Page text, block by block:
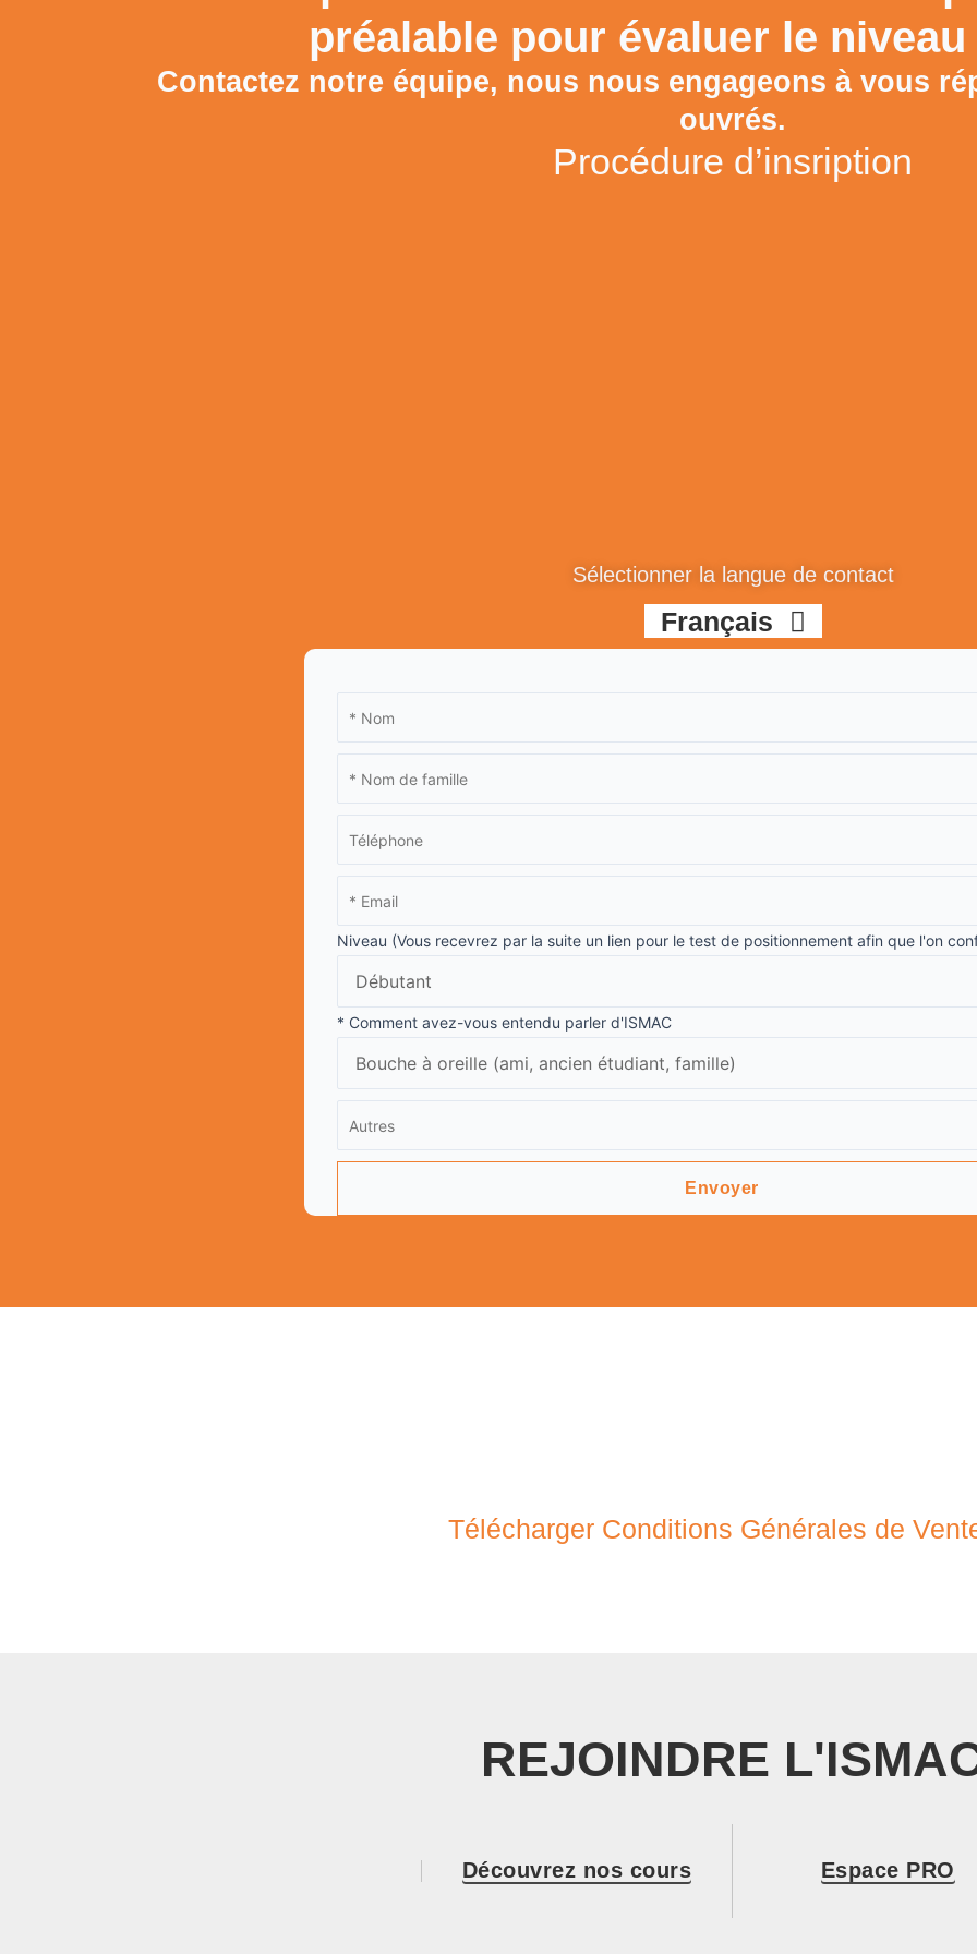
préalable pour évaluer le
Contactez notre équipe, nous nous engageons à vous
ouvrés.
Procédure d’insription
Sélectionner la langue de contact
Français
Español
中文 (中国)
Niveau (Vous recevrez par la suite un lien pour le test de positionnement afin que l'on
* Comment avez-vous entendu parler d'ISMAC
Télécharger Conditions Générales de
REJOINDRE
Découvrez nos cours Espace PRO